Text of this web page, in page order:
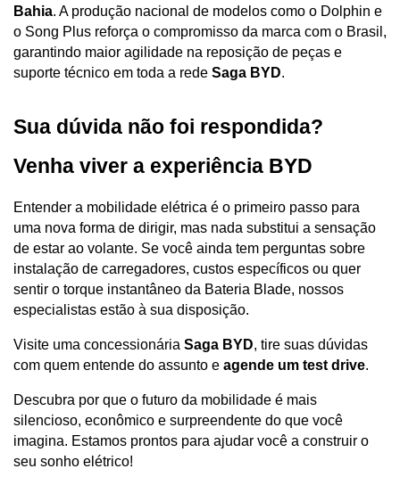
Bahia. A produção nacional de modelos como o Dolphin e
o Song Plus reforça o compromisso da marca com o Brasil,
garantindo maior agilidade na reposição de peças e
suporte técnico em toda a rede Saga BYD.
Sua dúvida não foi respondida?
Venha viver a experiência BYD
Entender a mobilidade elétrica é o primeiro passo para
uma nova forma de dirigir, mas nada substitui a sensação
de estar ao volante. Se você ainda tem perguntas sobre
instalação de carregadores, custos específicos ou quer
sentir o torque instantâneo da Bateria Blade, nossos
especialistas estão à sua disposição.
Visite uma concessionária Saga BYD, tire suas dúvidas
com quem entende do assunto e agende um test drive.
Descubra por que o futuro da mobilidade é mais
silencioso, econômico e surpreendente do que você
imagina. Estamos prontos para ajudar você a construir o
seu sonho elétrico!